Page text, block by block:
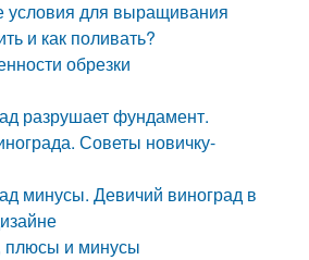
для выращивания
и как поливать?
обрезки
разрушает фундамент.
Советы новичку-
минусы. Девичий виноград в
плюсы и минусы